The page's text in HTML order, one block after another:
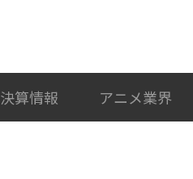
決算情報 アニメ業界